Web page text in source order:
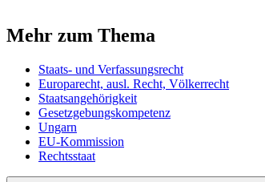
Mehr zum Thema
Staats- und Verfassungsrecht
Europarecht, ausl. Recht, Völkerrecht
Staatsangehörigkeit
Gesetzgebungskompetenz
Ungarn
EU-Kommission
Rechtsstaat